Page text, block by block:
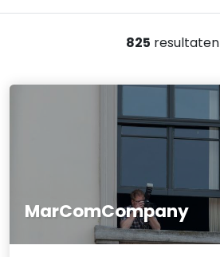
825 resultaten
MarComCompany